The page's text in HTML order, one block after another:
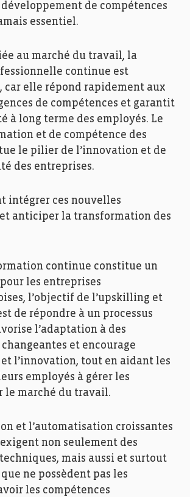
de compétences
essentiel.
au marché du travail, la
continue est
car elle répond rapidement aux
de compétences et garantit
à long terme des employés. Le
et de compétence des
le pilier de l’innovation et de
des entreprises.
intégrer ces nouvelles
anticiper la transformation des
continue constitue un
les entreprises
l’objectif de l’upskilling et
de répondre à un processus
l’adaptation à des
et encourage
l’innovation, tout en aidant les
employés à gérer les
le marché du travail.
et l’automatisation croissantes
non seulement des
mais aussi et surtout
ne possèdent pas les
les compétences